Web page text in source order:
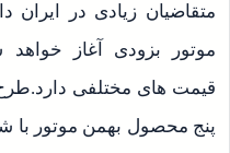
متقاضیان زیادی در ایران
موتور بزودی آغاز
قیمت های مختلفی
پنج محصول بهمن موتور با